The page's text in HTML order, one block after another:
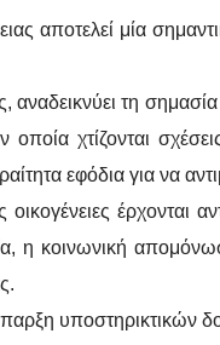
αποτελεί μία
τη
χτίζονται
εφόδια για να
έρχονται
η κοινωνική
υποστηρικτικών